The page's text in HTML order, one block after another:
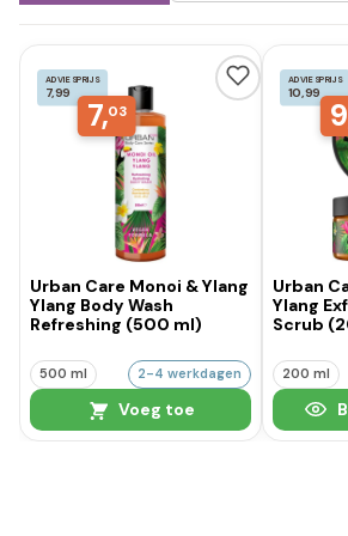
ADVIESPRIJS
7,99
7,03
Urban Care Monoi & Ylang
Ylang Body Wash
Refreshing (500 ml)
500 ml 2-4 werkdagen
Voeg toe
ADVIESPRIJS
10,99
Urban
Ylang
Scrub
200 ml